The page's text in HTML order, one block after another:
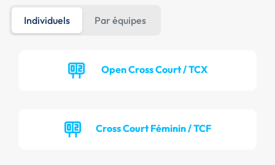
Individuels Par équipes
Open Cross Court / TCX
Cross Court Féminin / TCF